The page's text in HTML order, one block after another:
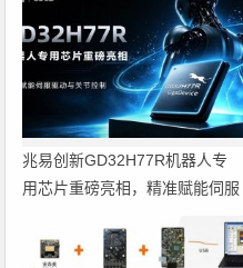
兆易创新GD32H77R机器人专
用芯片重磅亮相，精准赋能伺服